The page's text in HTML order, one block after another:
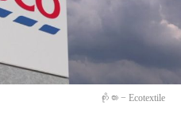
ကိုးကား − Ecotextile